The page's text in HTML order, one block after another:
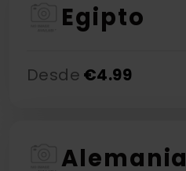
Egipto
Desde €4.99
Alemania